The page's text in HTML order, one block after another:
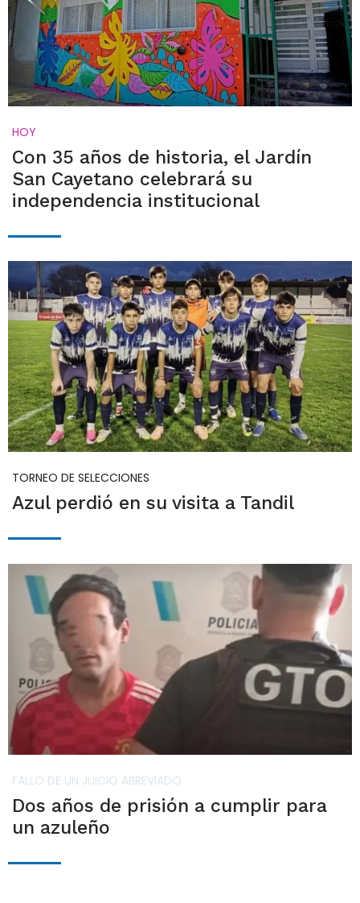
HOY
Con 35 años de historia, el Jardín
San Cayetano celebrará su
independencia institucional
TORNEO DE SELECCIONES
Azul perdió en su visita a Tandil
FALLO DE UN JUICIO ABREVIADO
Dos años de prisión a cumplir para
un azuleño